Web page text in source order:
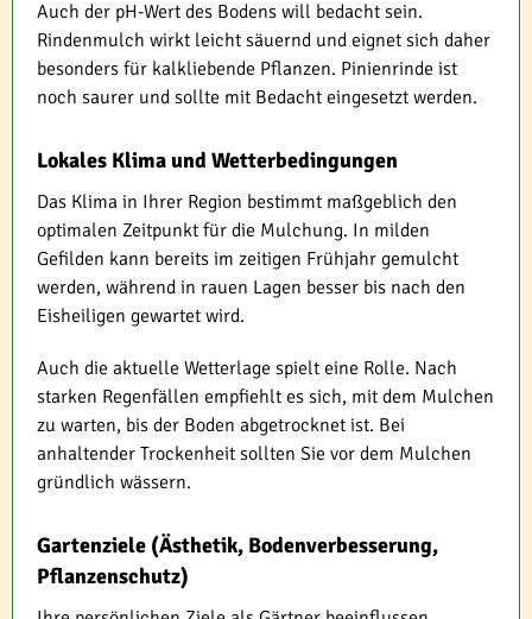
Auch der pH-Wert des Bodens will bedacht sein.
Rindenmulch wirkt leicht säuernd und eignet sich daher
besonders für kalkliebende Pflanzen. Pinienrinde ist
noch saurer und sollte mit Bedacht eingesetzt werden.
Lokales Klima und Wetterbedingungen
Das Klima in Ihrer Region bestimmt maßgeblich den
optimalen Zeitpunkt für die Mulchung. In milden
Gefilden kann bereits im zeitigen Frühjahr gemulcht
werden, während in rauen Lagen besser bis nach den
Eisheiligen gewartet wird.
Auch die aktuelle Wetterlage spielt eine Rolle. Nach
starken Regenfällen empfiehlt es sich, mit dem Mulchen
zu warten, bis der Boden abgetrocknet ist. Bei
anhaltender Trockenheit sollten Sie vor dem Mulchen
gründlich wässern.
Gartenziele (Ästhetik, Bodenverbesserung,
Pflanzenschutz)